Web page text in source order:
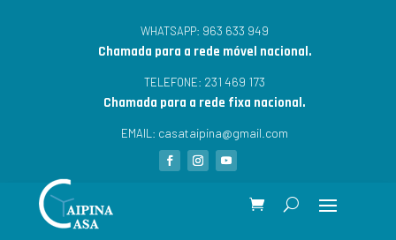
WHATSAPP: 963 633 949
Chamada para a rede móvel nacional.
TELEFONE: 231 469 173
Chamada para a rede fixa nacional.
EMAIL: casataipina@gmail.com